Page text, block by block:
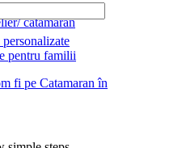
catamaran
pentru familii
fi pe Catamaran în